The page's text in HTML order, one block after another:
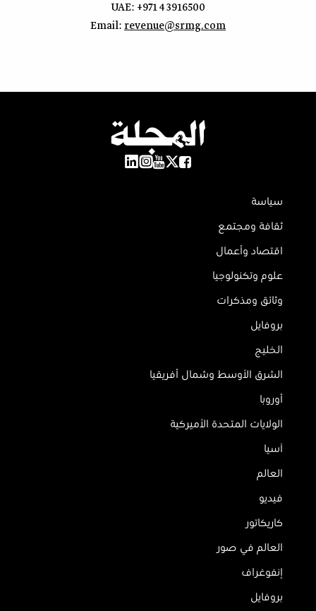
UAE: +971 4 3916500
Email: revenue@srmg.com
سياسة
ثقافة ومجتمع
اقتصاد وأعمال
علوم وتكنولوجيا
وثائق ومذكرات
بروفايل
الخليج
الشرق الأوسط وشمال أفريقيا
أوروبا
الولايات المتحدة الأميركية
آسيا
العالم
فيديو
كاريكاتور
العالم في صور
إنفوغراف
بروفايل